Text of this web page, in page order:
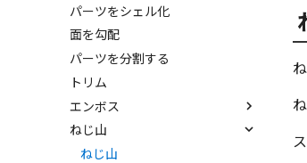
練習問題 2
サイズ変更
オフセット
ミラー
直線配列/円形配列
フィレット
延長
分割
表示
簡単スイープ
ロフトウィザード
簡単ロフト
ガイドラインを使用したロフト
パーツをシェル化
面を勾配
パーツを分割する
トリム
エンボス
エンボス
ラップエンボス
ねじ山
ねじ山